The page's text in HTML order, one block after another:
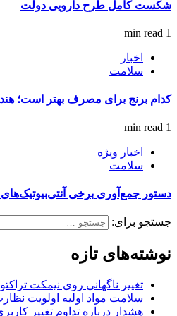
شکست کامل طرح دارویی دولت
1 min read
اخبار
سلامت
کدام برنج برای مصرف بهتر است؛
1 min read
اخبار ویژه
سلامت
دستور جمع‌آوری برخی
جستجو برای:
نوشته‌های تازه
تغییر ناگهانی روی نیمکت
سلامت مواد اولیه اولویت
هشدار درباره تداوم تغییر